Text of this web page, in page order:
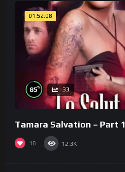
01:52:08
85% 33
Tamara Salvation – Part 1
10 12.3K